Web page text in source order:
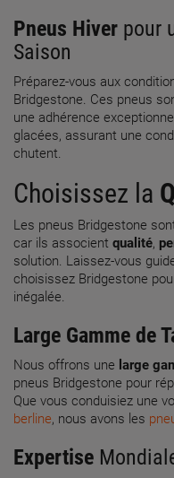
Pneus Hiver pour
Saison
Préparez-vous aux
Bridgestone. Ces pneus
une adhérence
glacées, assurant une
chutent.
Choisissez la
Les pneus Bridgestone
car ils associent qualité,
solution. Laissez-vous
choisissez Bridgestone
inégalée.
Large Gamme de
Nous offrons une large
pneus Bridgestone pour
Que vous conduisiez une
berline, nous avons les
Expertise